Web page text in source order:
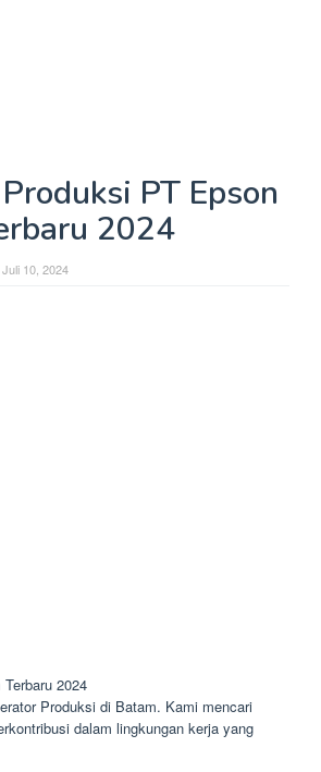
PT Epson
2024
Juli 10, 2024
2024
Produksi di Batam. Kami mencari
dalam lingkungan kerja yang